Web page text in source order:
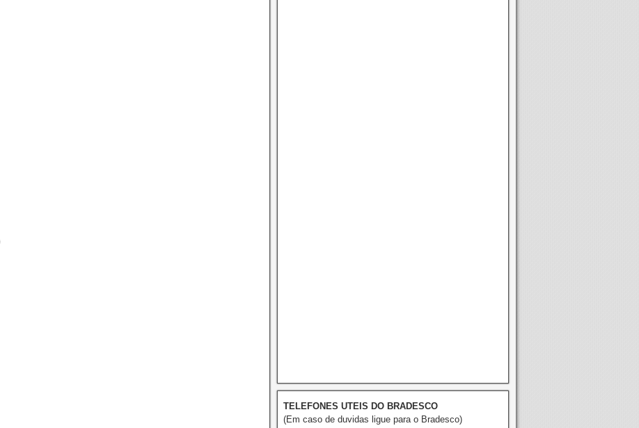
TELEFONES UTEIS DO BRADESCO
(Em caso de duvidas ligue para o Bradesco)